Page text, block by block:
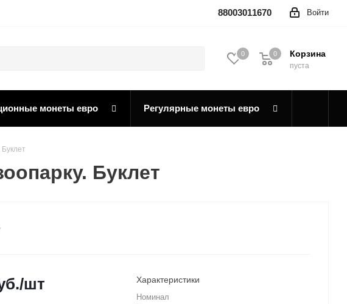
Войти
88003011670
0 Корзина
0
пуста
0
монеты евро Регулярные монеты евро
Буклет
/шт Характеристики
Номинал